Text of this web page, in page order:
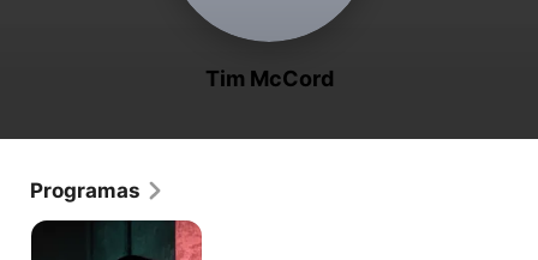
Tim McCord
Programas
Recuerdos